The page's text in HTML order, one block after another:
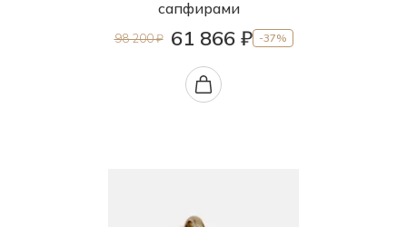
сапфирами
98 200 ₽ 61 866 ₽ -37%